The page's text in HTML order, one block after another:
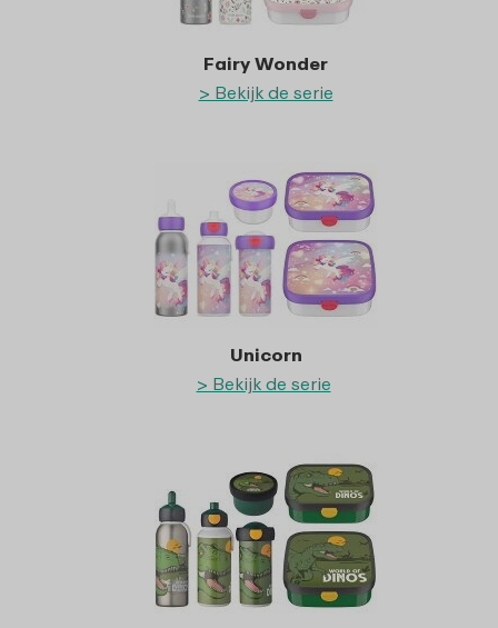
Fairy Wonder
> Bekijk de serie
Unicorn
> Bekijk de serie